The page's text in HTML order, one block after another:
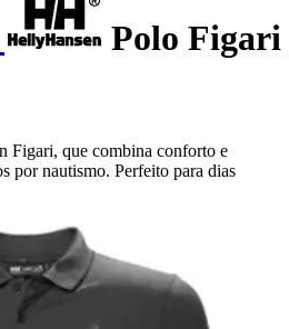
Polo Figari
Figari, que combina conforto e
por nautismo. Perfeito para dias